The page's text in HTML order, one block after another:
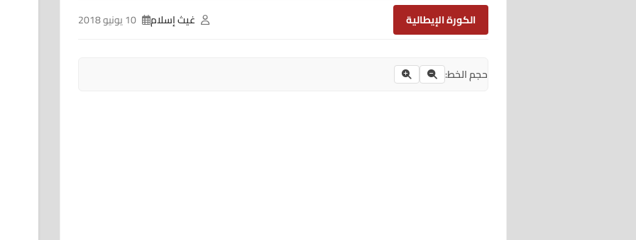
الكورة الإيطالية غيث إسلام
حجم الخط: